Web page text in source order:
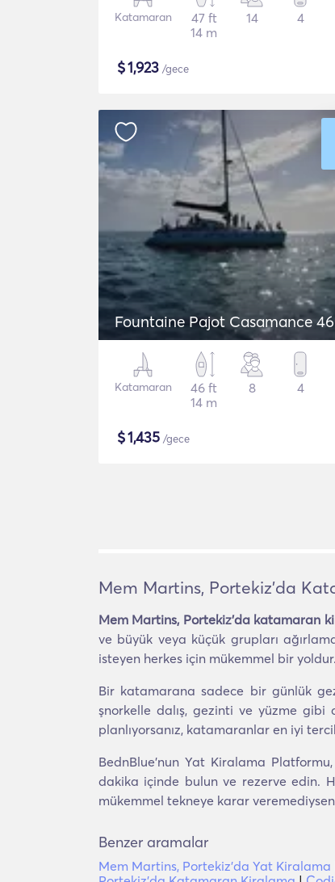
Katamaran
47 ft
14 m
14 4
$1,923 /gece
Fountaine Pajot Casamance 46
Katamaran
46 ft
14 m
8 4
$1,435 /gece
Mem Martins, Portekiz'da
Mem Martins, Portekiz'da katamaran
ve büyük veya küçük grupları
isteyen herkes için mükemmel bir yoldur.
Bir katamarana sadece bir günlük
şnorkelle dalış, gezinti ve yüzme
planlıyorsanız, katamaranlar en iyi
BednBlue'nun Yat Kiralama
dakika içinde bulun ve rezerve edin.
mükemmel tekneye karar
Benzer aramalar
Mem Martins, Portekiz'da Yat Kiralama